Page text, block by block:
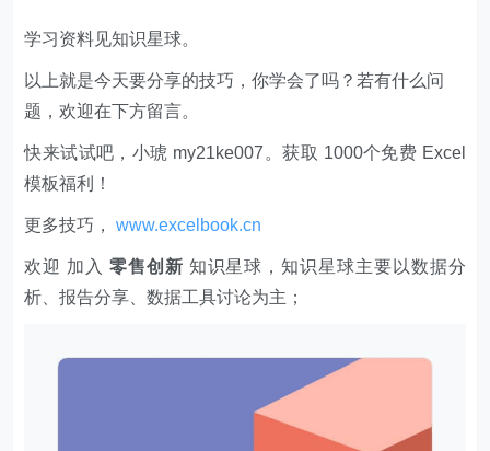
学习资料见知识星球。
以上就是今天要分享的技巧，你学会了吗？若有什么问
题，欢迎在下方留言。
快来试试吧，小琥 my21ke007。获取 1000个免费 Excel
模板福利​​​​！
更多技巧，www.excelbook.cn
欢迎 加入 零售创新 知识星球，知识星球主要以数据分
析、报告分享、数据工具讨论为主；